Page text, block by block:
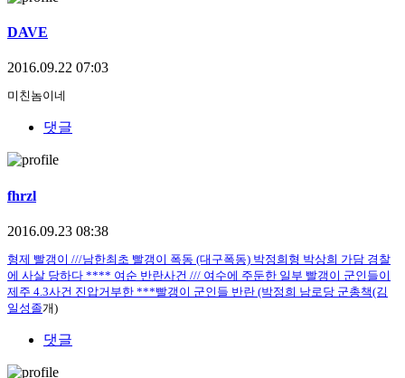
DAVE
2016.09.22 07:03
미친놈이네
댓글
fhrzl
2016.09.23 08:38
형제 빨갱이 ///남한최초 빨갱이 폭동 (대구폭동) 박정희형 박상희 가담 경찰
에 사살 당하다 **** 여순 반란사건 /// 여수에 주둔한 일부 빨갱이 군인들이
제주 4.3사건 진압거부한 ***빨갱이 군인들 반란 (박정희 남로당 군총책(김
일성졸개)
댓글